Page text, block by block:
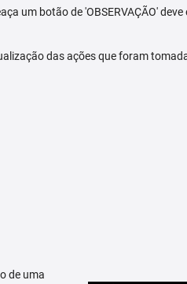
um botão de 'OBSERVAÇÃO'
das ações que foram
de uma